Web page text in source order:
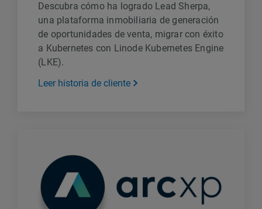
Descubra cómo ha logrado Lead Sherpa,
una plataforma inmobiliaria de generación
de oportunidades de venta, migrar con éxito
a Kubernetes con Linode Kubernetes Engine
(LKE).
Leer historia de cliente